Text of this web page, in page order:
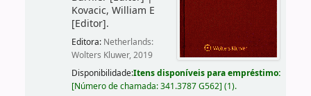
Kovacic, William E
[Editor].
Editora: Netherlands:
Wolters Kluwer, 2019
Disponibilidade:Itens disponíveis para empréstimo:
[Número de chamada:341.3787 G562] (1).